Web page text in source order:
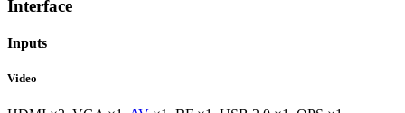
Interface
Inputs
Video